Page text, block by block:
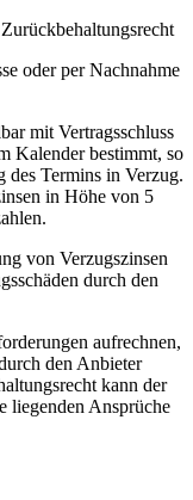
oder per Nachnahme
mit Vertragsschluss
Kalender bestimmt, so
des Termins in Verzug.
in Höhe von 5
von Verzugszinsen
durch den
aufrechnen,
den Anbieter
kann der
liegenden Ansprüche